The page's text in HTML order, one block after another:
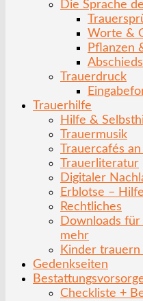
Die Sprache
Worte &
Pflanzen
Trauerdruck
Trauerhilfe
Hilfe &
Trauermusik
Trauercafés
Trauerliteratur
Digitaler
Erblotse –
Rechtliches
Downloads
mehr
Kinder trauern
Gedenkseiten
Checkliste +